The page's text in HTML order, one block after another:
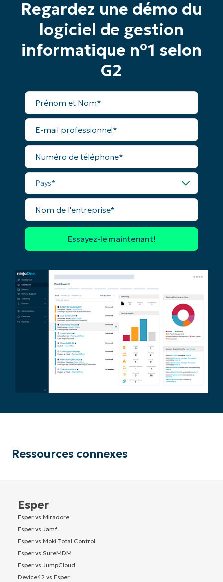
Regardez une démo du
logiciel de gestion
informatique n°1 selon
G2
Prénom
Nom*
E-
mail
professionnel*
Numéro
téléphone*
Pays*
Nom
l'entreprise*
Ressources connexes
Esper
Esper vs Miradore
Esper vs Jamf
Esper vs Moki Total Control
Esper vs SureMDM
Esper vs JumpCloud
Device42 vs Esper
Commencez votre essai de 14 jours
Pas de carte de crédit requise, accès complet à
toutes les fonctionnalités.
Business
email*
number*
Company
name*